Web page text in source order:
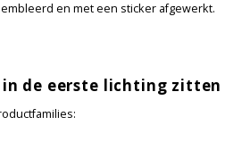
en met een sticker afgewerkt.
in de eerste lichting zitten